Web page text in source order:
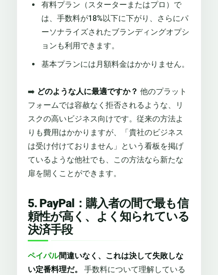
有料プラン（スターターまたはプロ）で
は、手数料が18%以下に下がり、さらにパ
ーソナライズされたブランディングオプシ
ョンも利用できます。
基本プランには月額料金はかかりません。
➡️ どのような人に最適ですか？ 他のプラット
フォームでは容赦なく拒否されるような、リ
スクの高いビジネス向けです。従来の方法よ
りも費用はかかりますが、「貴社のビジネス
は受け付けておりません」という看板を掲げ
ているような他社でも、この方法なら新たな
扉を開くことができます。
5. PayPal：購入者の間で最も信
頼性が高く、よく知られている
決済手段
ペイパル間違いなく、これは決して失敗しな
い定番料理だ。
手数料について理解している